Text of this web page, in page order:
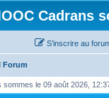
Cadrans
S’inscrire au
Forum
sommes le 09 août 2026,